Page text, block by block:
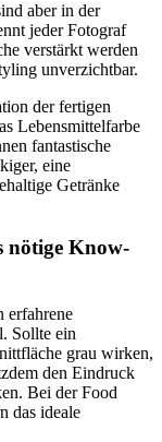
aber in der
jeder Fotograf
verstärkt werden
unverzichtbar.
der fertigen
Lebensmittelfarbe
fantastische
eine
Getränke
nötige Know-
erfahrene
Sollte ein
grau wirken,
den Eindruck
Bei der Food
das ideale